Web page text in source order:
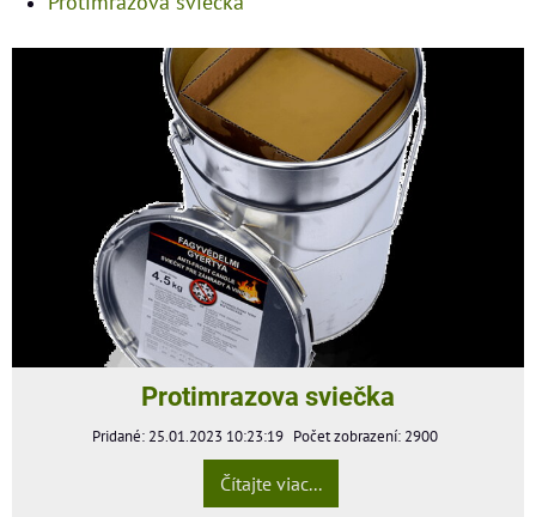
Protimrazova sviečka
Pridané: 25.01.2023 10:23:19 Počet zobrazení: 2900
Čítajte viac...